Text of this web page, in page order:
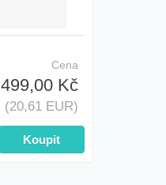
Cena
499,00 Kč
(20,61 EUR)